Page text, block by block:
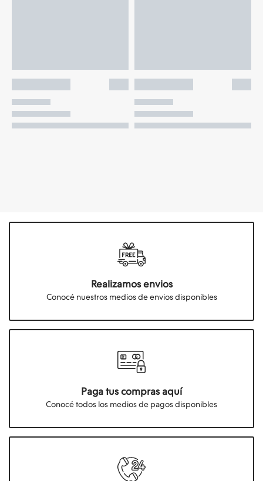
Realizamos envios
Conocé nuestros medios de envios disponibles
Paga tus compras aquí
Conocé todos los medios de pagos disponibles